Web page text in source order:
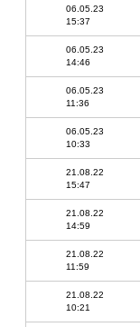
06.05.23
15:37
06.05.23
14:46
06.05.23
11:36
06.05.23
10:33
21.08.22
15:47
21.08.22
14:59
21.08.22
11:59
21.08.22
10:21